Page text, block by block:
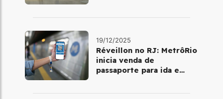
19/12/2025
Réveillon no RJ: MetrôRio
inicia venda de
passaporte para ida e